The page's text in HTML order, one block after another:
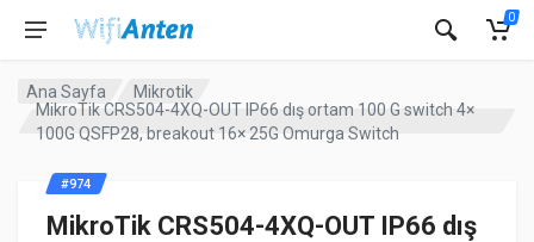
0
Ana Sayfa
Mikrotik
MikroTik CRS504-4XQ-OUT IP66 dış ortam 100 G switch 4×
100G QSFP28, breakout 16× 25G Omurga Switch
MikroTik CRS504-4XQ-OUT IP66 dış
#974